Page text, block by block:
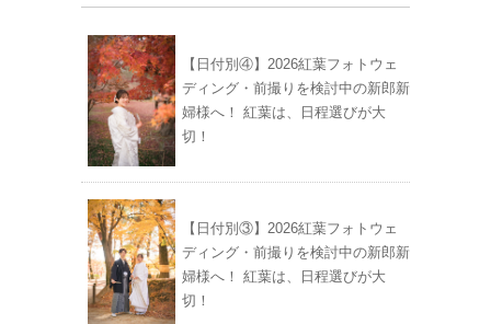
【日付別④】2026紅葉フォトウェ
ディング・前撮りを検討中の新郎新
婦様へ！ 紅葉は、日程選びが大
切！
【日付別③】2026紅葉フォトウェ
ディング・前撮りを検討中の新郎新
婦様へ！ 紅葉は、日程選びが大
切！